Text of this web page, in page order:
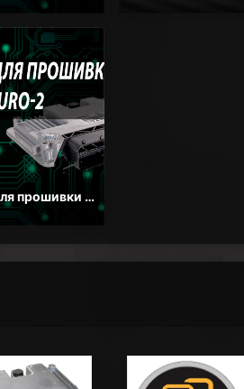
Список ЭБУ для прошивки на ЕВРО-2